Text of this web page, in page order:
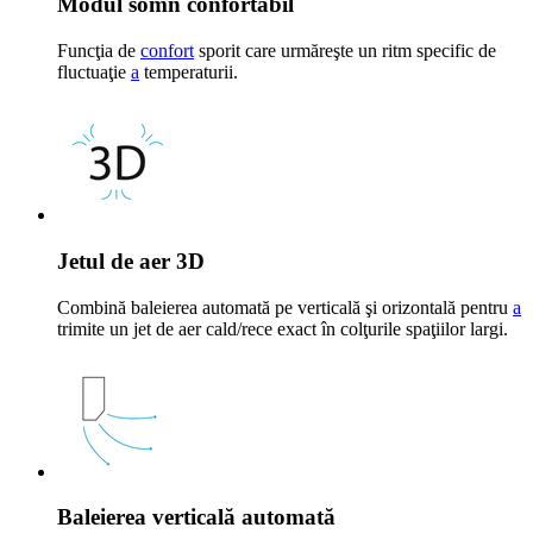
Funcţia de confort sporit care urmăreşte un ritm specific de
fluctuaţie a temperaturii.
Jetul de aer 3D
Combină baleierea automată pe verticală şi orizontală pentru a
trimite un jet de aer cald/rece exact în colţurile spaţiilor largi.
Baleierea verticală automată